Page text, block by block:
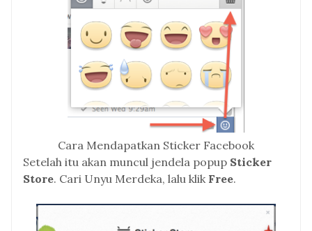
Cara Mendapatkan Sticker Facebook
Setelah itu akan muncul jendela popup Sticker
Store. Cari Unyu Merdeka, lalu klik Free.